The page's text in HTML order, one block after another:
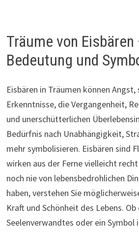
Träume von Eisbären
Bedeutung und
Eisbären in Träumen können
Erkenntnisse, die Vergangenheit,
und unerschütterlichen
Bedürfnis nach Unabhängigkeit,
mehr symbolisieren. Eisbären sind
wirken aus der Ferne vielleicht
noch nie von lebensbedrohlichen
haben, verstehen Sie
Kraft und Schönheit des Lebens.
Seelenverwandtes oder ein Symbol